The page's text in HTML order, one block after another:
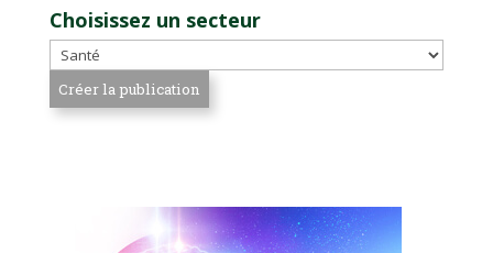
Choisissez un secteur